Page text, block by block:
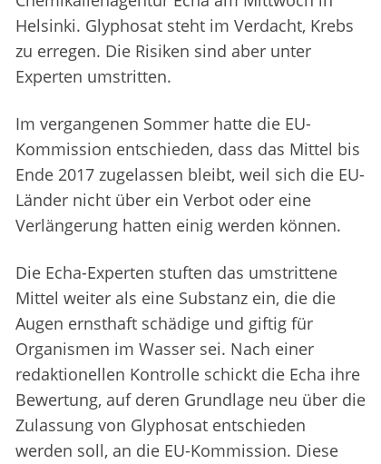
Helsinki. Glyphosat steht im Verdacht, Krebs
zu erregen. Die Risiken sind aber unter
Experten umstritten.
Im vergangenen Sommer hatte die EU-
Kommission entschieden, dass das Mittel bis
Ende 2017 zugelassen bleibt, weil sich die EU-
Länder nicht über ein Verbot oder eine
Verlängerung hatten einig werden können.
Die Echa-Experten stuften das umstrittene
Mittel weiter als eine Substanz ein, die die
Augen ernsthaft schädige und giftig für
Organismen im Wasser sei. Nach einer
redaktionellen Kontrolle schickt die Echa ihre
Bewertung, auf deren Grundlage neu über die
Zulassung von Glyphosat entschieden
werden soll, an die EU-Kommission. Diese